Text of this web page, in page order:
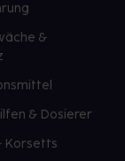
&
& Dosierer
Korsetts